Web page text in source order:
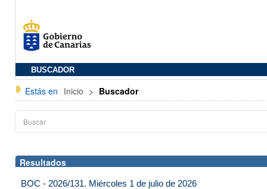
BUSCADOR
Estás en Inicio > Buscador
Resultados
BOC - 2026/131. Miércoles 1 de julio de 2026